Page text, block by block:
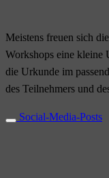
Meistens freuen sich
Workshops eine kleine
die Urkunde im
des Teilnehmers und
Social-Media-Posts